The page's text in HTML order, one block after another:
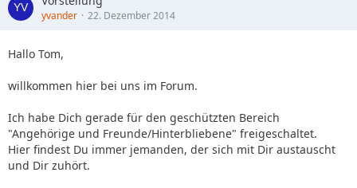
yvander 22. Dezember 2014
Hallo Tom,
willkommen hier bei uns im Forum.
Ich habe Dich gerade für den geschützten Bereich
"Angehörige und Freunde/Hinterbliebene" freigeschaltet.
Hier findest Du immer jemanden, der sich mit Dir austauscht
und Dir zuhört.